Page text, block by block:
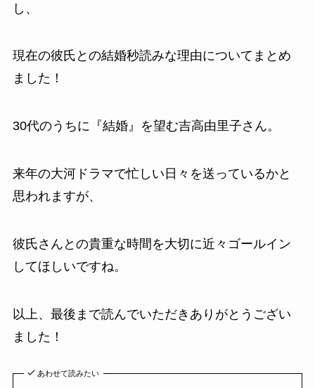
し、
現在の彼氏との結婚秒読みな理由についてまとめ
ました！
30代のうちに『結婚』を望む吉高由里子さん。
来年の大河ドラマで忙しい日々を送っているかと
思われますが、
彼氏さんとの貴重な時間を大切に近々ゴールイン
してほしいですね。
以上、最後まで読んでいただきありがとうござい
ました！
あわせて読みたい